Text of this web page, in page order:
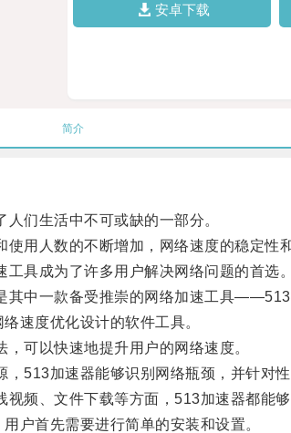
安卓下载
简介
们生活中不可或缺的一部分。
人数的不断增加，网络速度的稳定性和
具成为了许多用户解决网络问题的首选。
中一款备受推崇的网络加速工具——513
度优化设计的软件工具。
可以快速地提升用户的网络速度。
513加速器能够识别网络瓶颈，并针对性
、文件下载等方面，513加速器都能够
首先需要进行简单的安装和设置。